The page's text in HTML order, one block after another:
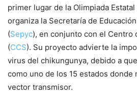
primer lugar de la Olimpiada
organiza la Secretaría de
(Sepyc), en conjunto con el Centro
(CCS). Su proyecto advierte la
virus del chikungunya, debido a
como uno de los 15 estados donde
vector transmisor.